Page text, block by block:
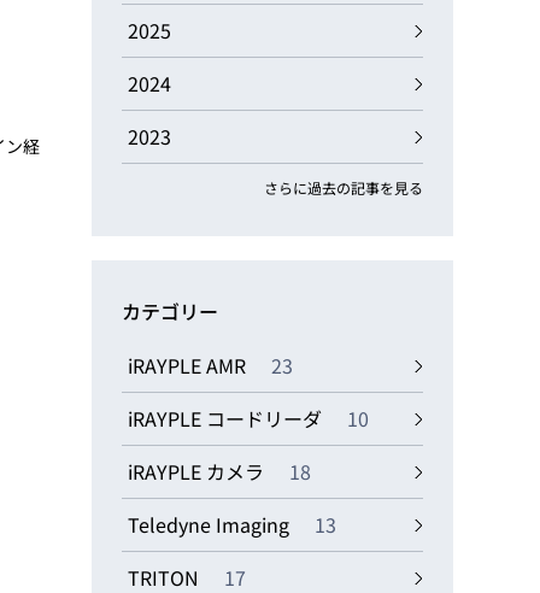
コラム
ンビジョンコラム
ン経
2025
2024
2023
さらに過去の記事を見る
カテゴリー
iRAYPLE AMR
23
iRAYPLE コードリーダ
10
iRAYPLE カメラ
18
Teledyne Imaging
13
TRITON
17